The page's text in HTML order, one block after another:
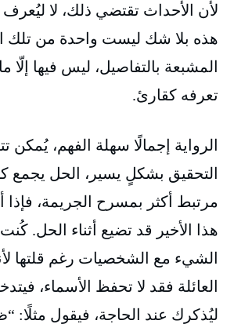
لأن الأحداث تقتضي ذلك، لا ليُعرف
هذه بلا شك ليست واحدة من تلك
المشبعة بالتفاصيل، ليس فيها إلّا
تعرفه كقارئ.
الرواية إجمالًا سهلة الفهم، يُمكن
التحقيق بشكلٍ يسير، الحل يجمع
مرتبط أكثر بمسرح الجريمة،
هذا الأخير قد تضيع أثناء الحل.
الشيء مع الشخصيات رغم قلتها
العائلة فقد لا تحفظ الأسماء،
ليُذكرك عند الحاجة، فيقول مثلًا: